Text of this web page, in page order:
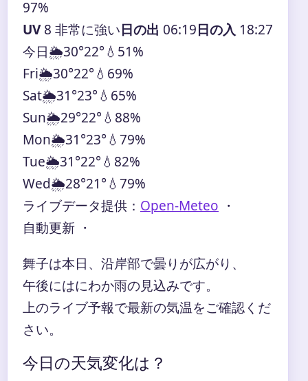
97%
UV8 非常に強い日の出 06:19日の入 18:27
今日🌦️30°22°💧51%
Fri🌦️30°22°💧69%
Sat🌦️31°23°💧65%
Sun🌦️29°22°💧88%
Mon🌦️31°23°💧79%
Tue🌦️31°22°💧82%
Wed🌦️28°21°💧79%
ライブデータ提供： Open-Meteo ・
自動更新 ・
舞子は本日、沿岸部で曇りが広がり、
午後にはにわか雨の見込みです。
上のライブ予報で最新の気温をご確認くだ
さい。
今日の天気変化は？